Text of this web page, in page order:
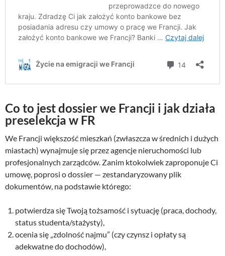
Co to jest dossier we Francji i jak działa
preselekcja w FR
We Francji większość mieszkań (zwłaszcza w średnich i dużych
miastach) wynajmuje się przez agencje nieruchomości lub
profesjonalnych zarządców. Zanim ktokolwiek zaproponuje Ci
umowę, poprosi o dossier — zestandaryzowany plik
dokumentów, na podstawie którego:
potwierdza się Twoją tożsamość i sytuację (praca, dochody,
status studenta/stażysty),
ocenia się „zdolność najmu” (czy czynsz i opłaty są
adekwatne do dochodów),